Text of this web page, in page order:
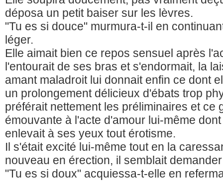
déposa un petit baiser sur les lèvres.
"Tu es si douce" murmura-t-il en
léger.
Elle aimait bien ce repos sensuel après
l'entourait de ses bras et s'endormait, la
amant maladroit lui donnait enfin ce dont
un prolongement délicieux d'ébats trop
préférait nettement les préliminaires et ce
émouvante à l'acte d'amour lui-même
enlevait à ses yeux tout érotisme.
Il s'était excité lui-même tout en la
nouveau en érection, il semblait
"Tu es si doux" acquiessa-t-elle en